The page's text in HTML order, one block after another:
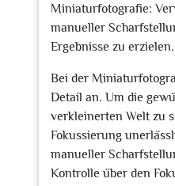
Miniaturfotografie:
manueller
Ergebnisse zu erzielen.
Bei der
Detail an. Um die
verkleinerten Welt zu
Fokussierung
manueller
Kontrolle über den